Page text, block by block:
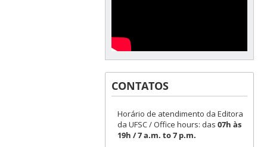
CONTATOS
Horário de atendimento da Editora
da UFSC / Office hours: das 07h às
19h / 7 a.m. to 7 p.m.